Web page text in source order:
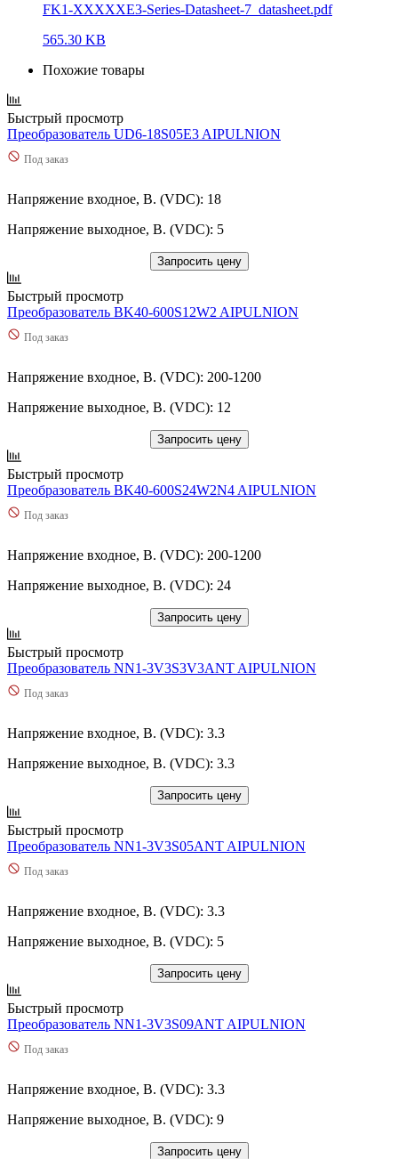
FK1-XXXXXE3-Series-Datasheet-7_datasheet.pdf
565.30 KB
Похожие товары
Быстрый просмотр
Преобразователь UD6-18S05E3 AIPULNION
Под заказ
Напряжение входное, В. (VDC): 18
Напряжение выходное, В. (VDC): 5
Запросить цену
Быстрый просмотр
Преобразователь BK40-600S12W2 AIPULNION
Под заказ
Напряжение входное, В. (VDC): 200-1200
Напряжение выходное, В. (VDC): 12
Запросить цену
Быстрый просмотр
Преобразователь BK40-600S24W2N4 AIPULNION
Под заказ
Напряжение входное, В. (VDC): 200-1200
Напряжение выходное, В. (VDC): 24
Запросить цену
Быстрый просмотр
Преобразователь NN1-3V3S3V3ANT AIPULNION
Под заказ
Напряжение входное, В. (VDC): 3.3
Напряжение выходное, В. (VDC): 3.3
Запросить цену
Быстрый просмотр
Преобразователь NN1-3V3S05ANT AIPULNION
Под заказ
Напряжение входное, В. (VDC): 3.3
Напряжение выходное, В. (VDC): 5
Запросить цену
Быстрый просмотр
Преобразователь NN1-3V3S09ANT AIPULNION
Под заказ
Напряжение входное, В. (VDC): 3.3
Напряжение выходное, В. (VDC): 9
Запросить цену